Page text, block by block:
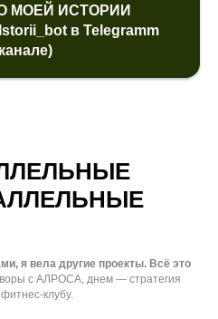
МОЕЙ ИСТОРИИ
в Telegramm
канале)
я вела другие проекты. Всё это
с АЛРОСА, днем — стратегия
клубу.